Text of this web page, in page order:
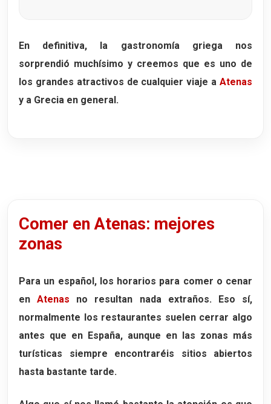
En definitiva, la gastronomía griega nos
sorprendió muchísimo y creemos que es uno de
los grandes atractivos de cualquier viaje a Atenas
y a Grecia en general.
Comer en Atenas: mejores
zonas
Para un español, los horarios para comer o cenar
enAtenas no resultan nada extraños. Eso sí,
normalmente los restaurantes suelen cerrar algo
antes que en España, aunque en las zonas más
turísticas siempre encontraréis sitios abiertos
hasta bastante tarde.